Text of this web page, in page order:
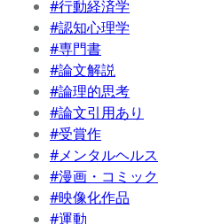
#行動経済学
#認知心理学
#専門書
#論文解説
#論理的思考
#論文引用あり
#受賞作
#メンタルヘルス
#漫画・コミック
#映像化作品
#運動